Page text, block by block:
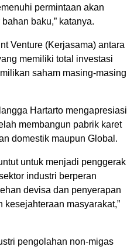
permintaan akan
baku,” katanya.
Venture (Kerjasama) antara
memiliki total investasi
saham masing-masing
Hartarto mengapresiasi
membangun pabrik karet
domestik maupun Global.
untuk menjadi penggerak
industri berperan
devisa dan penyerapan
masyarakat,”
pengolahan non-migas